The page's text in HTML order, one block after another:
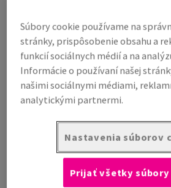
Contera Park Svätý Jur
Priemyselná
900 21 Svätý Jur
Vykládka a nakládka tovaru
Príjem a kontrola tovaru
Príprava a vychystávanie tovaru k
Súbory cookie používame na
stránky, prispôsobenie obsahu a
funkcií sociálnych médií a na
Informácie o používaní našej
našimi sociálnymi médiami,
analytickými partnermi.
Nastavenia súborov
Prijať všetky